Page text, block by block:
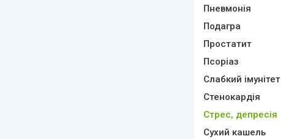
Пневмонія
Подагра
Простатит
Псоріаз
Слабкий імунітет
Стенокардія
Стрес, депресія
Сухий кашель